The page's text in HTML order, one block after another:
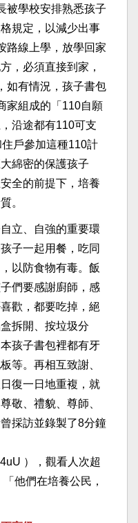
被學校安排熟悉孩子
規定，以減少出事
路線上學，放學回家
，必須直接到家，
如有情況，孩子書包
家組成的「110自願
沿途都有110可支
戶參加這種110計
綿密的保護孩子
全的前提下，培養
。
立、自強的重要環
子一起用餐，吃同
以防食物有毒。飯
們要感謝廚師，感
歡，都要吃掉，絕
拆開、按垃圾分
孩子書包裡都有牙
等。再相互致謝、
復一日地重複，就
敬、禮貌、尊師、
採訪並錄製了8分鐘
），觀看人次超
他們在培養公民，